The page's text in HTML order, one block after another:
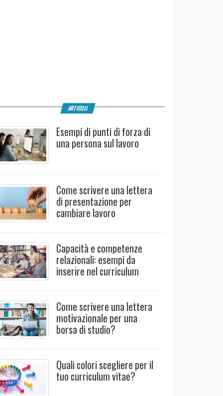
ARTICOLI
Esempi di punti di forza di
una persona sul lavoro
Come scrivere una lettera
di presentazione per
cambiare lavoro
Capacità e competenze
relazionali: esempi da
inserire nel curriculum
Come scrivere una lettera
motivazionale per una
borsa di studio?
Quali colori scegliere per il
tuo curriculum vitae?